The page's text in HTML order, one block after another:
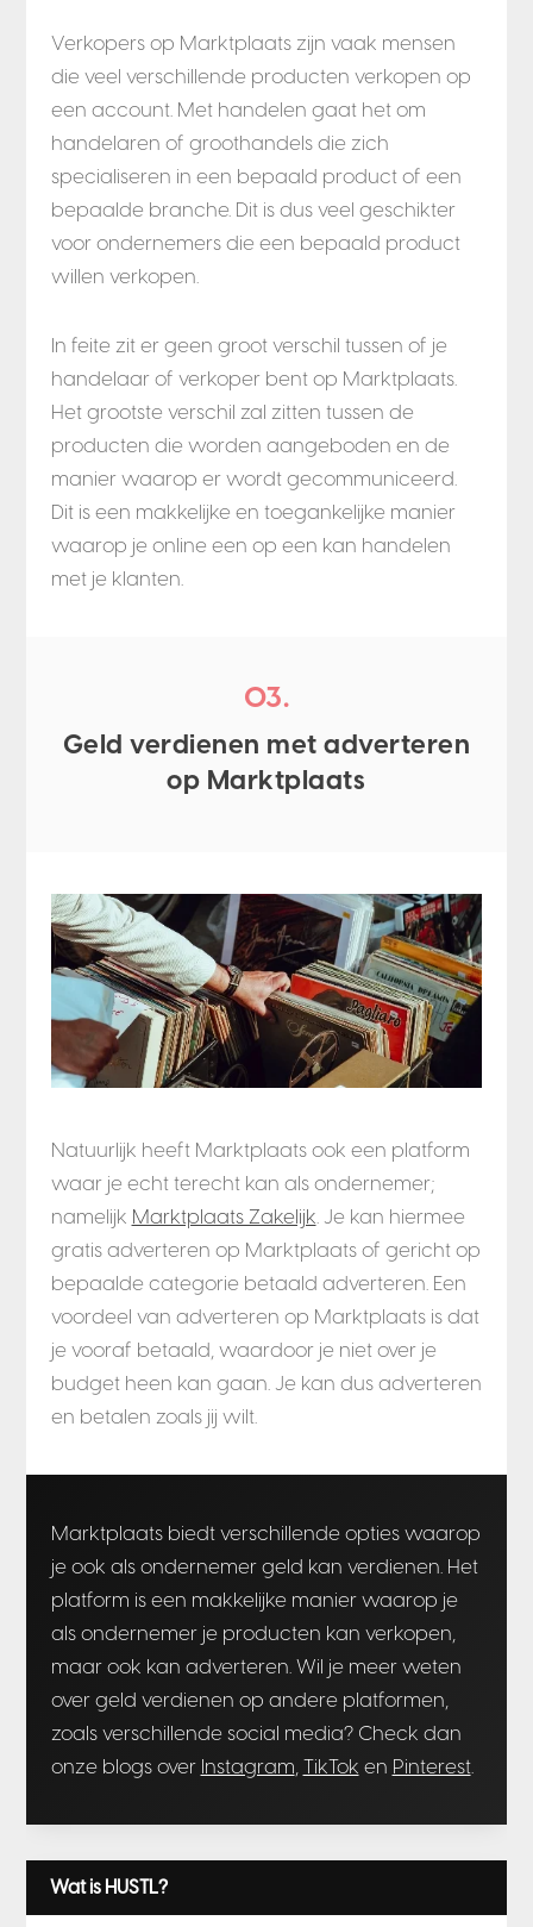
Verkopers op Marktplaats zijn vaak mensen
die veel verschillende producten verkopen op
een account. Met handelen gaat het om
handelaren of groothandels die zich
specialiseren in een bepaald product of een
bepaalde branche. Dit is dus veel geschikter
voor ondernemers die een bepaald product
willen verkopen.
In feite zit er geen groot verschil tussen of je
handelaar of verkoper bent op Marktplaats.
Het grootste verschil zal zitten tussen de
producten die worden aangeboden en de
manier waarop er wordt gecommuniceerd.
Dit is een makkelijke en toegankelijke manier
waarop je online een op een kan handelen
met je klanten.
03.
Geld verdienen met adverteren
op Marktplaats
Natuurlijk heeft Marktplaats ook een platform
waar je echt terecht kan als ondernemer;
namelijk Marktplaats Zakelijk. Je kan hiermee
gratis adverteren op Marktplaats of gericht op
bepaalde categorie betaald adverteren. Een
voordeel van adverteren op Marktplaats is dat
je vooraf betaald, waardoor je niet over je
budget heen kan gaan. Je kan dus adverteren
en betalen zoals jij wilt.
Marktplaats biedt verschillende opties waarop
je ook als ondernemer geld kan verdienen. Het
platform is een makkelijke manier waarop je
als ondernemer je producten kan verkopen,
maar ook kan adverteren. Wil je meer weten
over geld verdienen op andere platformen,
zoals verschillende social media? Check dan
onze blogs over Instagram, TikTok en Pinterest.
Wat is HUSTL?